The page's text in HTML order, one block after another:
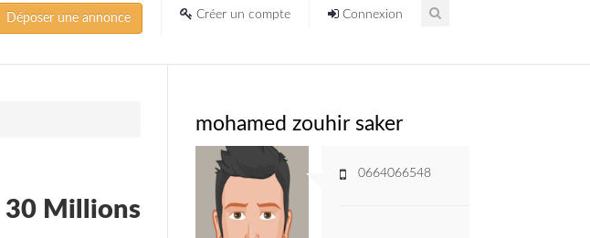
Déposer une annonce Créer un compte Connexion
30 Millions
mohamed zouhir saker
0664066548